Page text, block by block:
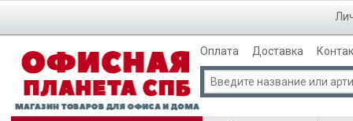
Оплата Доставка